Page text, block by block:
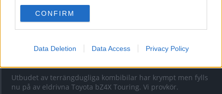
use your data for below specified purposes in below Google
consent section.
CONFIRM
Data Deletion Data Access Privacy Policy
Utbudet av terrängdugliga kombibilar har krympt men fylls
nu på av eldrivna Toyota bZ4X Touring. Vi provkör.